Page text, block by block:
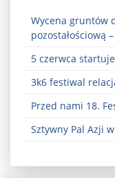
Wycena gruntów
pozostałościową
5 czerwca
3k6 festiwal
Przed nami 18.
Sztywny Pal Azji